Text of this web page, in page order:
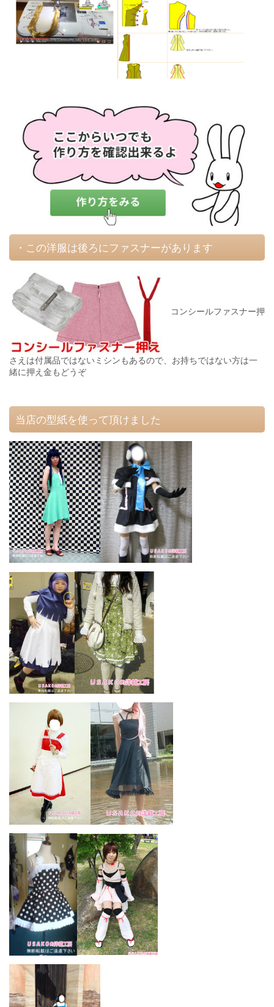
・この洋服は後ろにファスナーがあります
コンシールファスナー押
さえは付属品ではないミシンもあるので、お持ちではない方は一
緒に押え金もどうぞ
当店の型紙を使って頂けました